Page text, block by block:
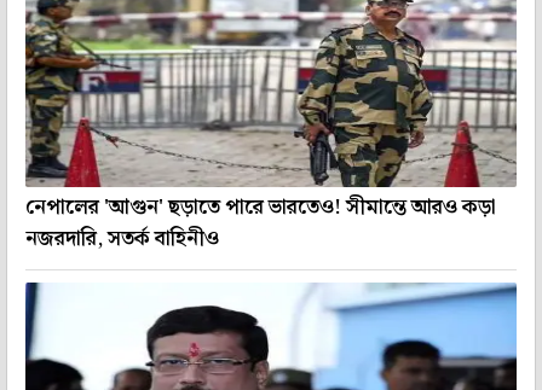
নেপালের 'আগুন' ছড়াতে পারে ভারতেও! সীমান্তে আরও কড়া
নজরদারি, সতর্ক বাহিনীও